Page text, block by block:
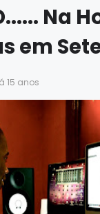
Na
em
15 anos